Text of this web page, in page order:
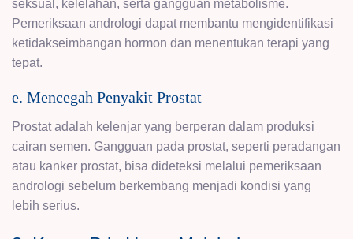
seksual, kelelahan, serta gangguan metabolisme.
Pemeriksaan andrologi dapat membantu mengidentifikasi
ketidakseimbangan hormon dan menentukan terapi yang
tepat.
e. Mencegah Penyakit Prostat
Prostat adalah kelenjar yang berperan dalam produksi
cairan semen. Gangguan pada prostat, seperti peradangan
atau kanker prostat, bisa dideteksi melalui pemeriksaan
andrologi sebelum berkembang menjadi kondisi yang
lebih serius.